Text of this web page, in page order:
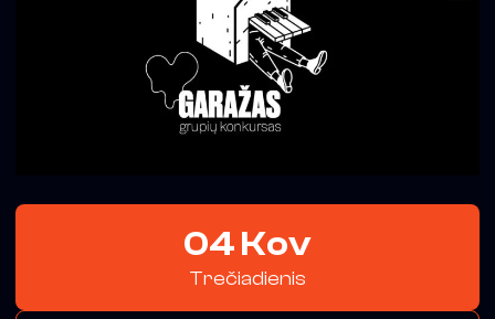
04 Kov
Trečiadienis